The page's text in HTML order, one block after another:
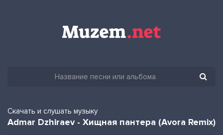
Скачать и слушать музыку
Admar Dzhiraev - Хищная пантера (Avora Remix)